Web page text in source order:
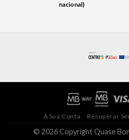
nacional)
A Sua Conta Recuperar
© 2026 Copyright Quase